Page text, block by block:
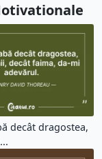
decât dragostea,